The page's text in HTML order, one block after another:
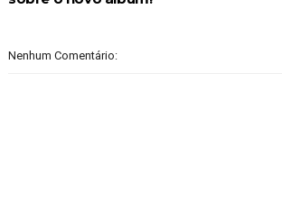
Nenhum Comentário: